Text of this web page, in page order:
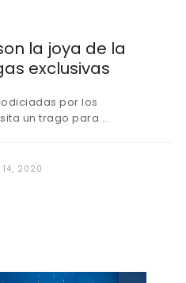
la joya de la
exclusivas
por los
un trago para ...
14, 2020